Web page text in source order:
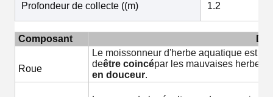
Profondeur de collecte ((m) 1.2
Composant
Roue
Le moissonneur d'herbe aquatique est
deêtre coincépar les mauvaises herbes
en douceur.